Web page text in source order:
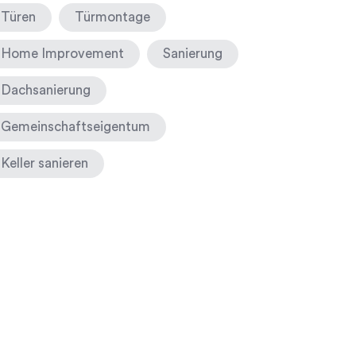
Türen Türmontage
Home Improvement Sanierung
Dachsanierung
Gemeinschaftseigentum
Keller sanieren